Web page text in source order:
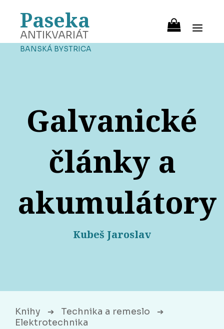
Paseka
ANTIKVARIÁT
BANSKÁ BYSTRICA
Galvanické
články a
akumulátory
Kubeš Jaroslav
Knihy ➔ Technika a remeslo ➔
Elektrotechnika